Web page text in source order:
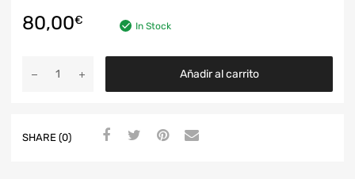
80,00€ In Stock
Añadir al carrito
SHARE (0)